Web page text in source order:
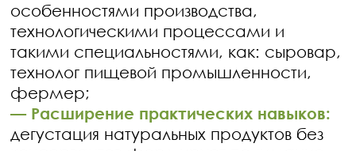
особенностями производства,
технологическими процессами и
такими специальностями, как: сыровар,
технолог пищевой промышленности,
фермер;
— Расширение практических навыков:
дегустация натуральных продуктов без